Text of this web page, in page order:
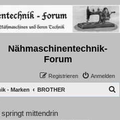
Nähmaschinentechnik-
Forum
Anmelden
Registrieren
- Marken BROTHER
mittendrin